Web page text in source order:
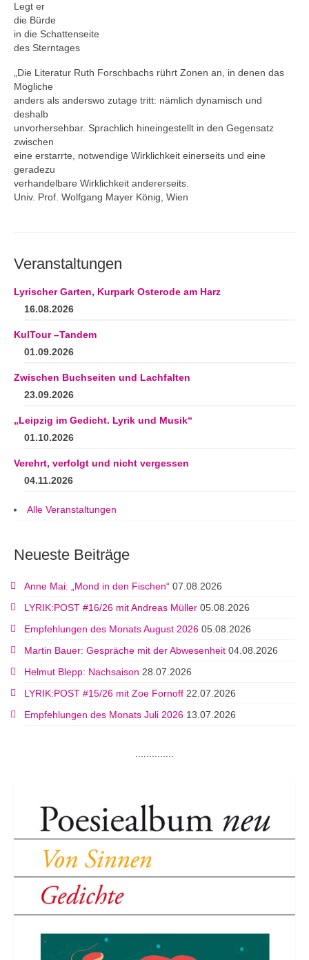
Legt er
die Bürde
in die Schattenseite
des Sterntages
„Die Literatur Ruth Forschbachs rührt Zonen an, in denen das
Mögliche
anders als anderswo zutage tritt: nämlich dynamisch und
deshalb
unvorhersehbar. Sprachlich hineingestellt in den Gegensatz
zwischen
eine erstarrte, notwendige Wirklichkeit einerseits und eine
geradezu
verhandelbare Wirklichkeit andererseits.
Univ. Prof. Wolfgang Mayer König, Wien
Veranstaltungen
Lyrischer Garten, Kurpark Osterode am Harz
16.08.2026
KulTour –Tandem
01.09.2026
Zwischen Buchseiten und Lachfalten
23.09.2026
„Leipzig im Gedicht. Lyrik und Musik“
01.10.2026
Verehrt, verfolgt und nicht vergessen
04.11.2026
Alle Veranstaltungen
Neueste Beiträge
Anne Mai: „Mond in den Fischen“ 07.08.2026
LYRIK:POST #16/26 mit Andreas Müller 05.08.2026
Empfehlungen des Monats August 2026 05.08.2026
Martin Bauer: Gespräche mit der Abwesenheit 04.08.2026
Helmut Blepp: Nachsaison 28.07.2026
LYRIK:POST #15/26 mit Zoe Fornoff 22.07.2026
Empfehlungen des Monats Juli 2026 13.07.2026